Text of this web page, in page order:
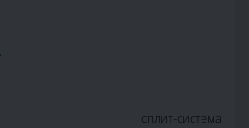
сплит-система